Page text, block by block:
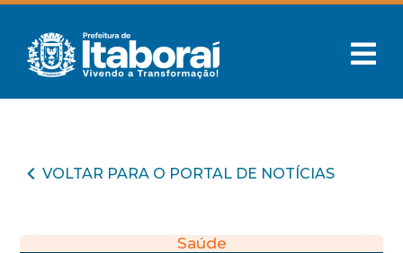
VOLTAR PARA O PORTAL DE NOTÍCIAS
Saúde